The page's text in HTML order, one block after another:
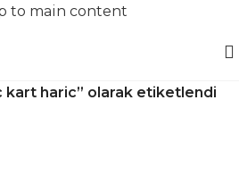
to main content
kart haric” olarak etiketlendi